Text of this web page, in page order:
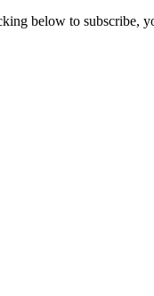
below to subscribe,